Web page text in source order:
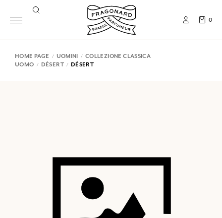
0
HOME PAGE UOMINI
COLLEZIONE CLASSICA
UOMO
DÉSERT DÉSERT